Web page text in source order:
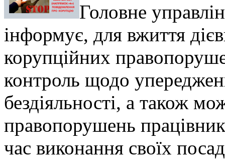
Головне
інформує, для вжиття
корупційних
контроль щодо
бездіяльності, а також
правопорушень
час виконання своїх